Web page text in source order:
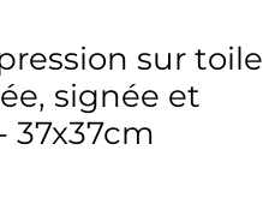
sur toile
signée et
37x37cm